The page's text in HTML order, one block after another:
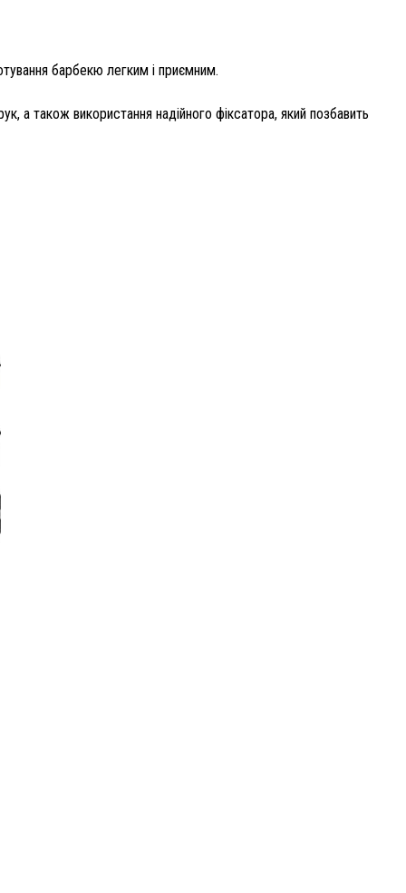
барбекю легким і приємним.
а також використання надійного фіксатора, який позбавить